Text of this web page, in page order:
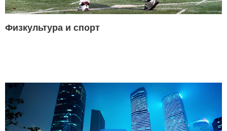
Физкультура и спорт